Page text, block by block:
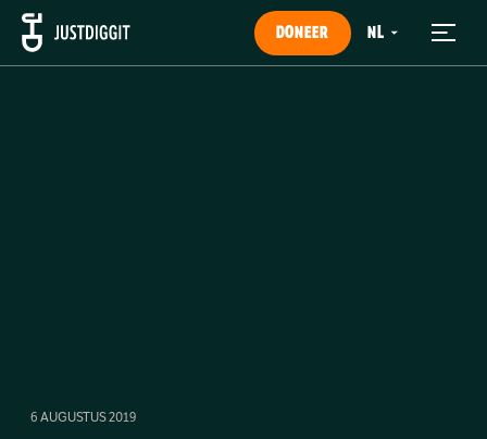
DONEER
6 AUGUSTUS 2019